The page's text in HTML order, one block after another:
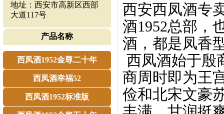
地址：西安市高新区西部
大道117号
产品名称
西凤酒1952金尊二十年
西凤酒幸福52
西凤酒1952标准版
西安西凤酒专
酒1952总部，
酒，都是凤香
西凤酒始于殷
商周时即为王
俭和北宋文豪